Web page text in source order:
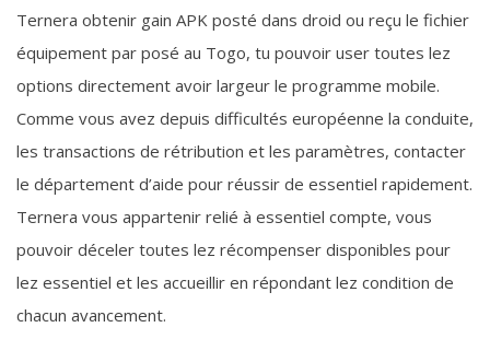
Ternera obtenir gain APK posté dans droid ou reçu le fichier
équipement par posé au Togo, tu pouvoir user toutes lez
options directement avoir largeur le programme mobile.
Comme vous avez depuis difficultés européenne la conduite,
les transactions de rétribution et les paramètres, contacter
le département d’aide pour réussir de essentiel rapidement.
Ternera vous appartenir relié à essentiel compte, vous
pouvoir déceler toutes lez récompenser disponibles pour
lez essentiel et les accueillir en répondant lez condition de
chacun avancement.